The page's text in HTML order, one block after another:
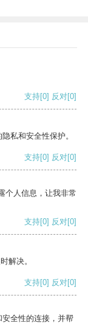
支持[0] 反对[0]
私和安全性保护。
支持[0] 反对[0]
个人信息，让我非常
支持[0] 反对[0]
解决。
支持[0] 反对[0]
全性的连接，并帮